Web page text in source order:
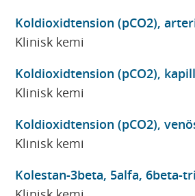
Koldioxidtension (pCO2),
Klinisk kemi
Koldioxidtension (pCO2),
Klinisk kemi
Koldioxidtension (pCO2),
Klinisk kemi
Kolestan-3beta, 5alfa, 6beta-